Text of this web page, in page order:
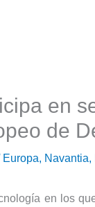
en
de
Europa, Navantia,
en los